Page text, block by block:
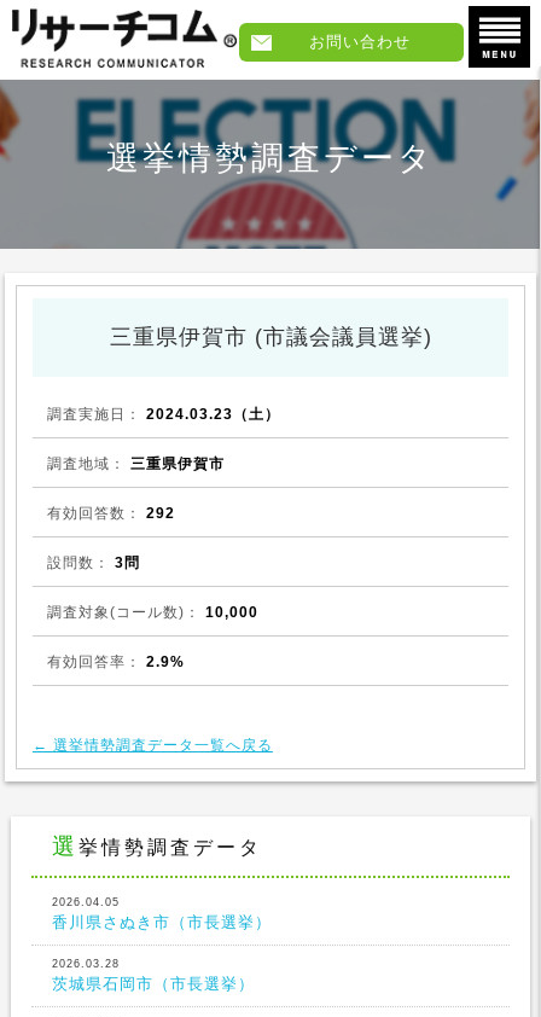
お問い合わせ
選挙情勢調査データ
三重県伊賀市 (市議会議員選挙)
調査実施日： 2024.03.23（土）
調査地域： 三重県伊賀市
有効回答数： 292
設問数： 3問
調査対象(コール数)： 10,000
有効回答率： 2.9%
← 選挙情勢調査データ一覧へ戻る
選挙情勢調査データ
2026.04.05
香川県さぬき市（市長選挙）
2026.03.28
茨城県石岡市（市長選挙）